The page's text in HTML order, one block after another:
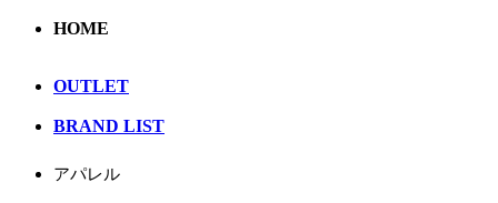
HOME
OUTLET
BRAND LIST
アパレル